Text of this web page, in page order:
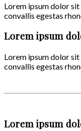
Lorem ipsum dolor
convallis egestas
Lorem ipsum
Lorem ipsum dolor
convallis egestas
Lorem ipsum